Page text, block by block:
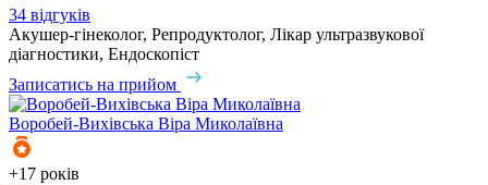
34 відгуків
Акушер-гінеколог, Репродуктолог, Лікар ультразвукової
діагностики, Ендоскопіст
Записатись на прийом
Воробей-Вихівська Віра Миколаївна
+17 років